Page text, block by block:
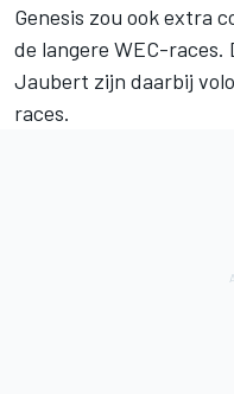
Genesis zou ook extra
de langere WEC-races.
Jaubert zijn daarbij
races.